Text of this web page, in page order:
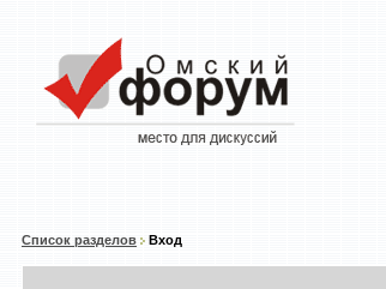
Список разделов Вход